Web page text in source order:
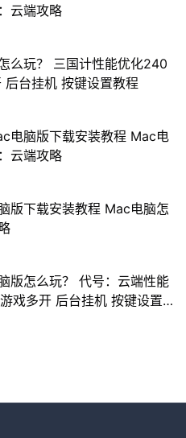
云端攻略
么玩？ 三国计性能优化240
后台挂机 按键设置教程
电脑版下载安装教程 Mac电
云端攻略
版下载安装教程 Mac电脑怎
版怎么玩？ 代号：云端性能
戏多开 后台挂机 按键设置